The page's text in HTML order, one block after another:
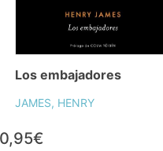
Los embajadores
JAMES, HENRY